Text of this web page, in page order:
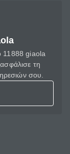
11888 giaola
τη
σου.